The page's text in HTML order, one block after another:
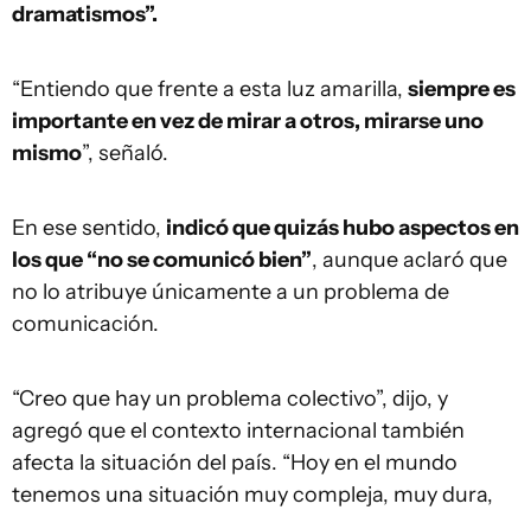
dramatismos”.
“Entiendo que frente a esta luz amarilla, siempre es
importante en vez de mirar a otros, mirarse uno
mismo”, señaló.
En ese sentido, indicó que quizás hubo aspectos en
los que “no se comunicó bien”, aunque aclaró que
no lo atribuye únicamente a un problema de
comunicación.
“Creo que hay un problema colectivo”, dijo, y
agregó que el contexto internacional también
afecta la situación del país. “Hoy en el mundo
tenemos una situación muy compleja, muy dura,